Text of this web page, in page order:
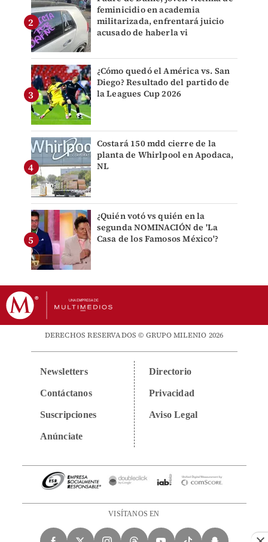
feminicidio en academia
militarizada, enfrentará juicio
acusado de haberla vi
¿Cómo quedó el América vs. San
Diego? Resultado del partido de
la Leagues Cup 2026
Costará 150 mdd cierre de la
planta de Whirlpool en Apodaca,
NL
¿Quién votó vs quién en la
segunda NOMINACIÓN de 'La
Casa de los Famosos México'?
DERECHOS RESERVADOS © GRUPO MILENIO 2026
Newsletters
Contáctanos
Suscripciones
Anúnciate
Directorio
Privacidad
Aviso Legal
VISÍTANOS EN